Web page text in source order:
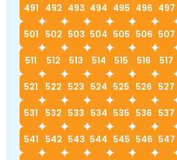
491 492 493 494 495 496 497
501 502 503 504 505 506 507
511 512 513 514 515 516 517
521 522 523 524 525 526 527
531 532 533 534 535 536 537
541 542 543 544 545 546 547